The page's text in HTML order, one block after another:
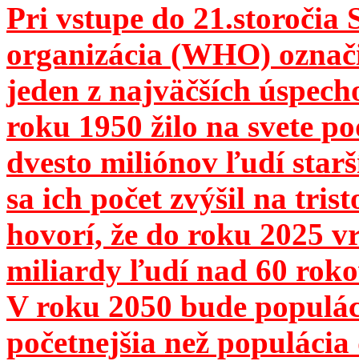
Pri vstupe do 21.storočia
organizácia (WHO)
jeden z najväčších
roku 1950 žilo na svete
dvesto miliónov ľudí
sa ich počet zvýšil na
hovorí, že do roku 2025
miliardy ľudí nad 60
V roku 2050 bude
početnejšia než